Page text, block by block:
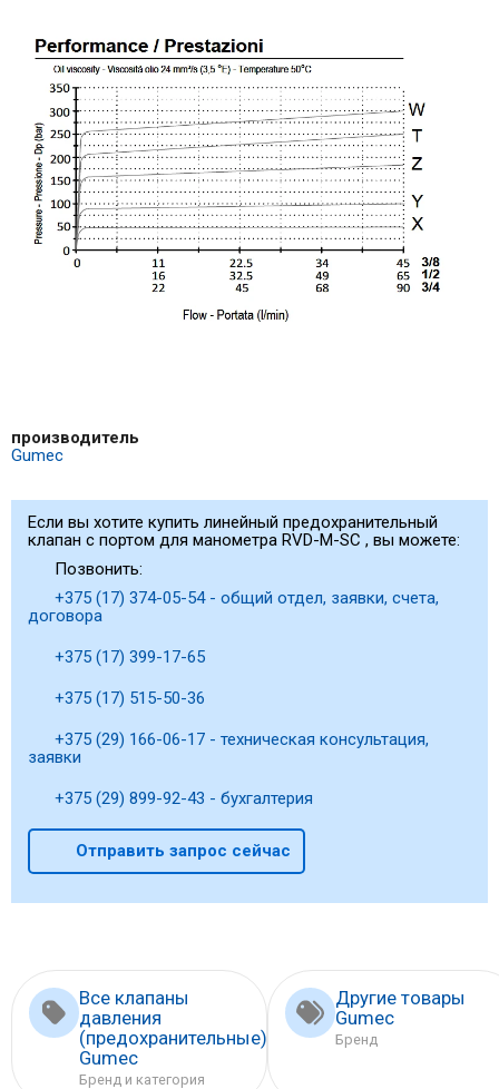
производитель
Gumec
Если вы хотите купить линейный предохранительный
клапан с портом для манометра RVD-M-SC , вы можете:
Позвонить:
+375 (17) 374-05-54 - общий отдел, заявки, счета,
договора
+375 (17) 399-17-65
+375 (17) 515-50-36
+375 (29) 166-06-17 - техническая консультация,
заявки
+375 (29) 899-92-43 - бухгалтерия
Отправить запрос сейчас
Все клапаны
давления
(предохранительные)
Gumec
Бренд и категория
Другие товары
Gumec
Бренд